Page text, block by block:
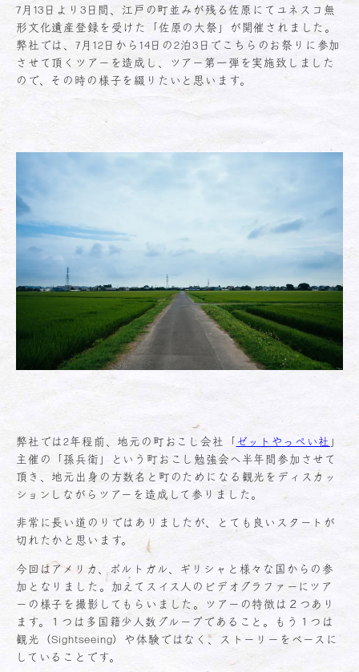
7月13日より3日間、江戸の町並みが残る佐原にてユネスコ無
形文化遺産登録を受けた「佐原の大祭」が開催されました。
弊社では、7月12日から14日の2泊3日でこちらのお祭りに参加
させて頂くツアーを造成し、ツアー第一弾を実施致しました
ので、その時の様子を綴りたいと思います。
弊社では2年程前、地元の町おこし会社「 ゼットやっぺい社 」
主催の「孫兵衛」という町おこし勉強会へ半年間参加させて
頂き、地元出身の方数名と町のためになる観光をディスカッ
ションしながらツアーを造成して参りました。
非常に長い道のりではありましたが、とても良いスタートが
切れたかと思います。
今回はアメリカ、ポルトガル、ギリシャと様々な国からの参
加となりました。加えてスイス人のビデオグラファーにツア
ーの様子を撮影してもらいました。ツアーの特徴は２つあり
ます。１つは多国籍少人数グループであること。もう１つは
観光（Sightseeing）や体験ではなく、ストーリーをベースに
していることです。